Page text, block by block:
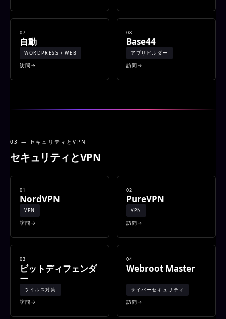
07
自動
WORDPRESS / WEB
訪問
08
Base44
アプリビルダー
訪問
03 — セキ​​ュリティとVPN
セキュリティとVPN
01
NordVPN
VPN
訪問
02
PureVPN
VPN
訪問
03
ビットディフェンダ
ー
ウイルス対策
訪問
04
Webroot Master
サイバーセキュリティ
訪問